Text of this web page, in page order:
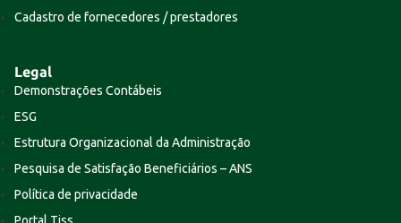
Cadastro de fornecedores / prestadores
Legal
Demonstrações Contábeis
ESG
Estrutura Organizacional da Administração
Pesquisa de Satisfação Beneficiários – ANS
Política de privacidade
Portal Tiss